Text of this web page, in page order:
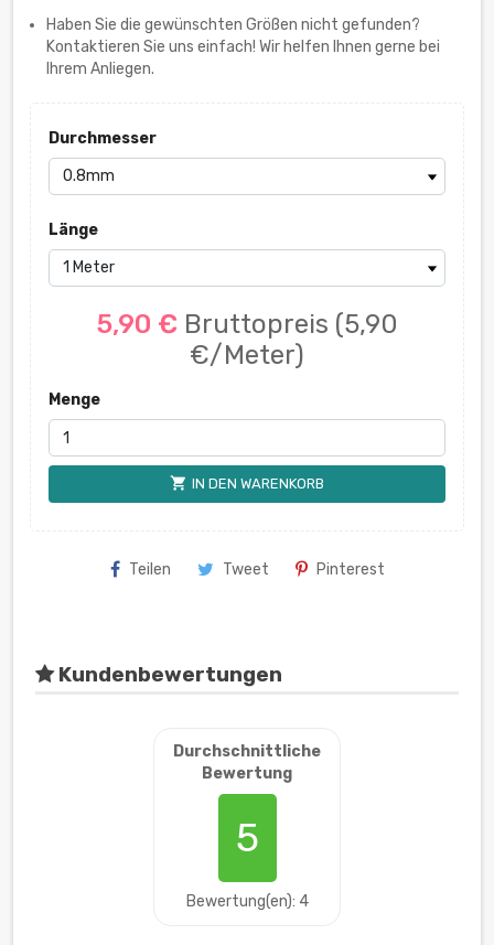
Haben Sie die gewünschten Größen nicht gefunden?
Kontaktieren Sie uns einfach! Wir helfen Ihnen gerne bei
Ihrem Anliegen.
Durchmesser
Länge
5,90 € Bruttopreis (5,90
€/Meter)
Menge
shopping_cart IN DEN WARENKORB
Teilen Tweet Pinterest
Kundenbewertungen
Durchschnittliche
Bewertung
5
Bewertung(en): 4